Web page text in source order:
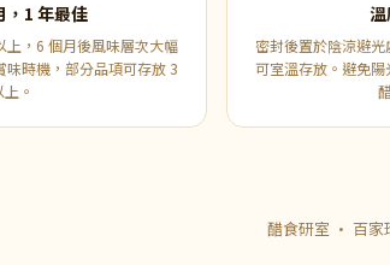
，1 年最佳
，6 個月後風味層次大幅
時機，部分品項可存放 3
。
密封後置於陰涼避
可室溫存放。避免
醋食研室 · 百家